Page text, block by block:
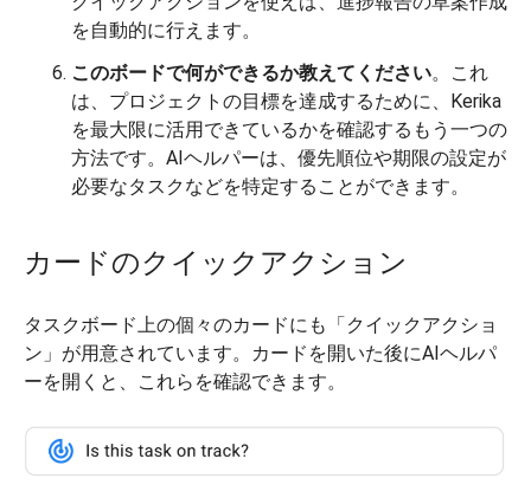
を自動的に行えます。
このボードで何ができるか教えてください。これ
は、プロジェクトの目標を達成するために、Kerika
を最大限に活用できているかを確認するもう一つの
方法です。AIヘルパーは、優先順位や期限の設定が
必要なタスクなどを特定することができます。
カードのクイックアクション
タスクボード上の個々のカードにも「クイックアクショ
ン」が用意されています。カードを開いた後にAIヘルパ
ーを開くと、これらを確認できます。